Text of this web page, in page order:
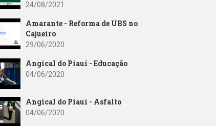
24/08/2021
Amarante - Reforma de UBS no
Cajueiro
29/06/2020
Angical do Piauí - Educação
04/06/2020
Angical do Piauí - Asfalto
04/06/2020